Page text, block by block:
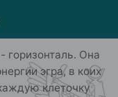
Она
эгра, в коих
клеточку